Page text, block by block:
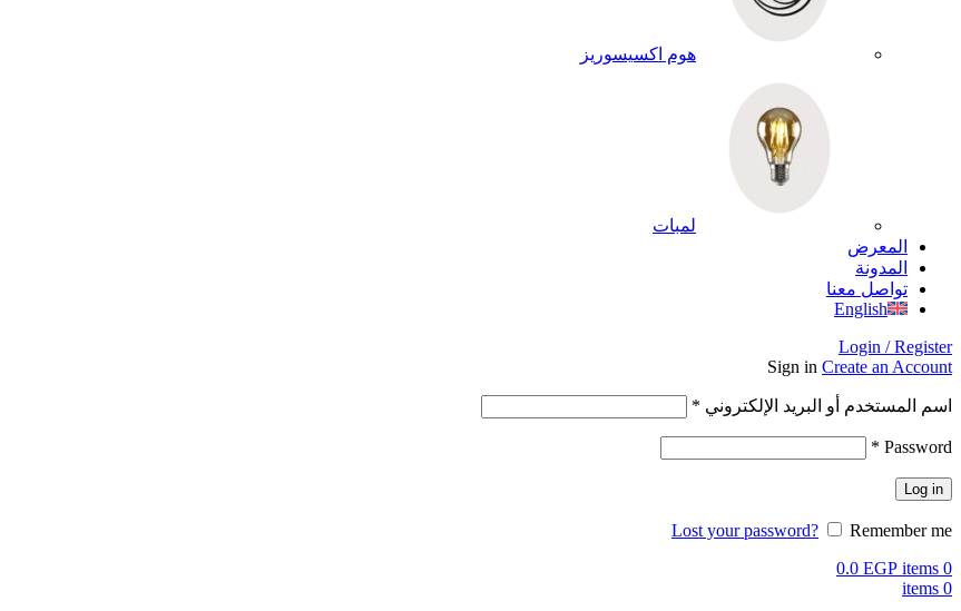
هوم اكسيسوريز
لمبات
المعرض
المدونة
تواصل معنا
English
Login / Register
Sign in Create an Account
اسم المستخدم أو البريد الإلكتروني *
Password
*
Log in
Lost your password?
Remember me
0
items
0.0 EGP
0
items